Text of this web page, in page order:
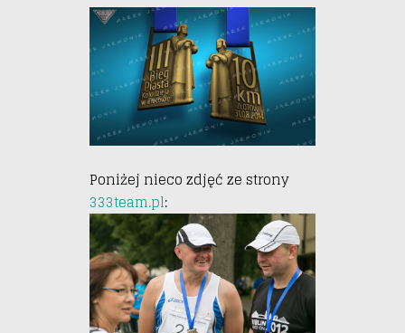
Poniżej nieco zdjęć ze strony
333team.pl: